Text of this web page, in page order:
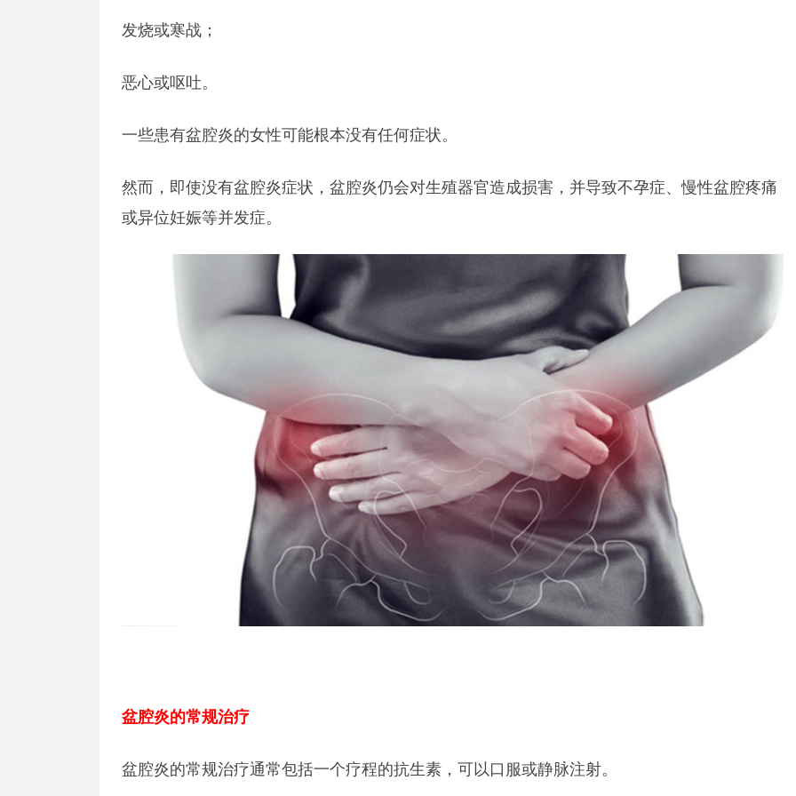
发烧或寒战；
恶心或呕吐。
一些患有盆腔炎的女性可能根本没有任何症状。
然而，即使没有盆腔炎症状，盆腔炎仍会对生殖器官造成损害，并导致不孕症、慢性盆腔疼痛
或异位妊娠等并发症。
盆腔炎的常规治疗
盆腔炎的常规治疗通常包括一个疗程的抗生素，可以口服或静脉注射。